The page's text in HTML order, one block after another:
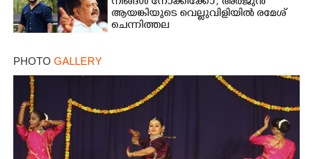
ആയങ്കിയുടെ വെല്ലുവിളിയിൽ രമേശ്
ചെന്നിത്തല
PHOTO GALLERY